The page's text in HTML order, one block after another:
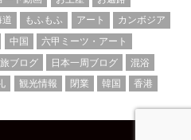
道 もふもふ アート
カンボジア
中国
六甲ミーツ・アート
旅ブログ 日本一周ブログ
混浴
観光情報 閉業 韓国 香港